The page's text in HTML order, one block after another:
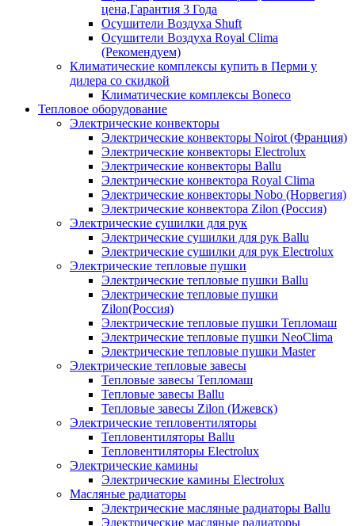
цена,Гарантия 3 Года
Осушители Воздуха Shuft
Осушители Воздуха Royal Clima
(Рекомендуем)
Климатические комплексы купить в Перми у
дилера со скидкой
Климатические комплексы Boneсo
Тепловое оборудование
Электрические конвекторы
Электрические конвекторы Noirot (Франция)
Электрические конвекторы Electrolux
Электрические конвекторы Ballu
Электрические конвектора Royal Clima
Электрические конвекторы Nobo (Норвегия)
Электрические конвектора Zilon (Россия)
Электрические сушилки для рук
Электрические сушилки для рук Ballu
Электрические сушилки для рук Electrolux
Электрические тепловые пушки
Электрические тепловые пушки Ballu
Электрические тепловые пушки
Zilon(Россия)
Электрические тепловые пушки Тепломаш
Электрические тепловые пушки NeoClima
Электрические тепловые пушки Master
Электрические тепловые завесы
Тепловые завесы Тепломаш
Тепловые завесы Ballu
Тепловые завесы Zilon (Ижевск)
Электрические тепловентиляторы
Тепловентиляторы Ballu
Тепловентиляторы Electrolux
Электрические камины
Электрические камины Electrolux
Масляные радиаторы
Электрические масляные радиаторы Ballu
Электрические масляные радиаторы